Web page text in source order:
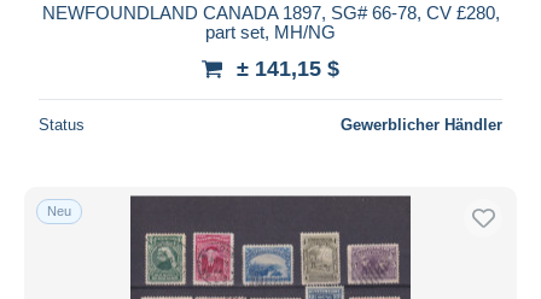
NEWFOUNDLAND CANADA 1897, SG# 66-78, CV £280,
part set, MH/NG
± 141,15 $
Status Gewerblicher Händler
Neu